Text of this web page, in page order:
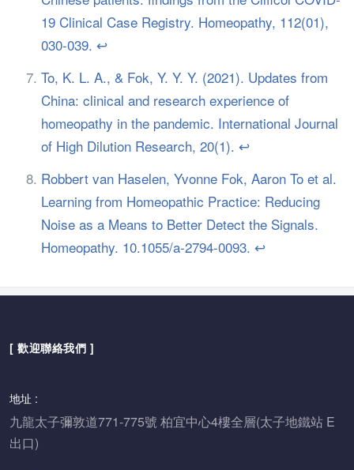
19 Clinical Case Registry. Homeopathy, 112(01),
030-039. ↩︎
To, K. L. A., & Fok, Y. Y. Y. (2021). Updates from
China: clinical and research experience of
homeopathy in the pandemic. International Journal
of High Dilution Research, 20(1). ↩︎
Robbert van Haselen, Yvonne Fok, Aaron To et al.
Learning from Homeopathic Practice: Reducing
Noise as a Means to Better Detect the Signals.
Homeopathy. 10.1055/a-2794-0093. ↩︎
[ 歡迎聯絡我們 ]
地址 :
九龍太子彌敦道771-775號 柏宜中心4樓全層(太子地鐵站 E
出口)